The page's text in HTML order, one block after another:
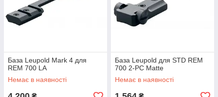
База Leupold Mark 4 для
REM 700 LA
Немає в наявності
База Leupold для STD REM
700 2-PC Matte
Немає в наявності